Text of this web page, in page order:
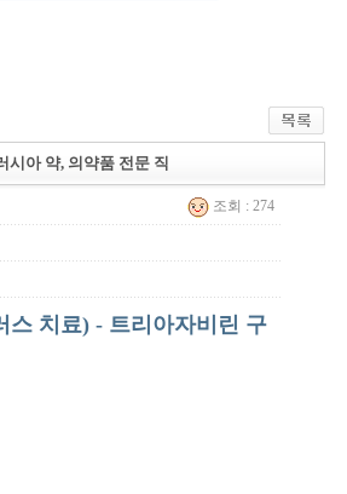
시아 약, 의약품 전문 직
조회 : 274
스 치료) - 트리아자비린 구